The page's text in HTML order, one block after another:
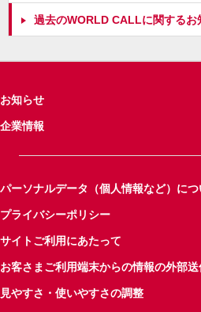
過去のWORLD CALLに関するお
お知らせ
企業情報
パーソナルデータ（個人情報など）につ
プライバシーポリシー
サイトご利用にあたって
お客さまご利用端末からの情報の外部
見やすさ・使いやすさの調整